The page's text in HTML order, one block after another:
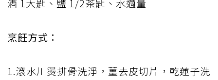
酒 1大匙、鹽 1/2茶匙、水適量
烹飪方式：
1.滾水川燙排骨洗淨，薑去皮切片，乾蓮子洗